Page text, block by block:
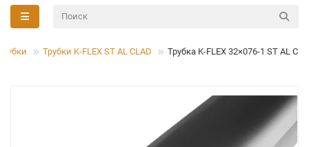
Трубки K-FLEX ST AL CLAD Трубка K-FLEX 32×076-1 ST AL